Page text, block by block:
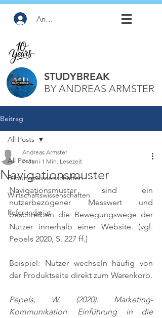
Anmelden
STUDYBREAK
BY ANDREAS ARMSTER
Beitrag
All Posts
Bildungswissenschaften
Wirtschaftswissenschaften
Referendariat
All Posts
Navigationsmuster
Andreas Armster
7. Juni 1 Min. Lesezeit
Navigationsmuster sind ein
nutzerbezogener Messwert und
beschreiben die Bewegungswege der
Nutzer innerhalb einer Website. (vgl.
Pepels 2020, S. 227 ff.)
Beispiel: Nutzer wechseln häufig von
der Produktseite direkt zum Warenkorb.
Pepels, W. (2020): Marketing-
Kommunikation. Einführung in die